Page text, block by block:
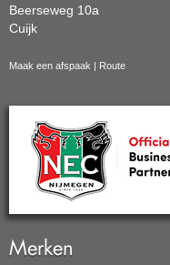
Beerseweg 10a
Cuijk
Maak een afspaak | Route
Merken